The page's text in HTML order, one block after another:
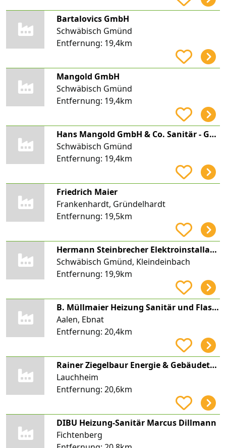
Bartalovics GmbH
Schwäbisch Gmünd
Entfernung: 19,4km
Mangold GmbH
Schwäbisch Gmünd
Entfernung: 19,4km
Hans Mangold GmbH & Co. Sanitär - Gas - Wasser - Heizung Planung - Ausführung - Kundendienst
Schwäbisch Gmünd
Entfernung: 19,4km
Friedrich Maier
Frankenhardt, Gründelhardt
Entfernung: 19,5km
Hermann Steinbrecher Elektroinstallation
Schwäbisch Gmünd, Kleindeinbach
Entfernung: 19,9km
B. Müllmaier Heizung Sanitär und Flaschnerei
Aalen, Ebnat
Entfernung: 20,4km
Rainer Ziegelbaur Energie & Gebäudetechnik
Lauchheim
Entfernung: 20,6km
DIBU Heizung-Sanitär Marcus Dillmann
Fichtenberg